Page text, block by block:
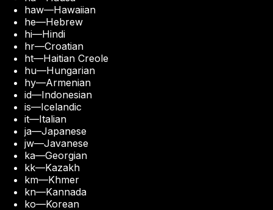
haw—Hawaiian
he—Hebrew
hi—Hindi
hr—Croatian
ht—Haitian Creole
hu—Hungarian
hy—Armenian
id—Indonesian
is—Icelandic
it—Italian
ja—Japanese
jw—Javanese
ka—Georgian
kk—Kazakh
km—Khmer
kn—Kannada
ko—Korean